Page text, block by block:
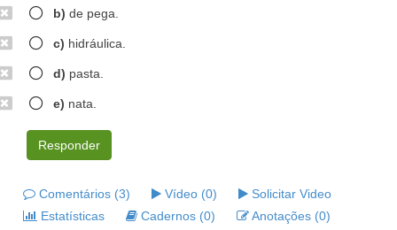
b) de pega.
c) hidráulica.
d) pasta.
e) nata.
Responder
Comentários (3) Vídeo (0)
Solicitar Video
Estatísticas
Cadernos (0)
Anotações (0)